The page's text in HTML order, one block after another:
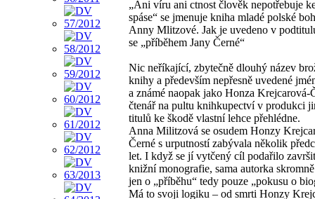
„Ani víru ani ctnost člověk nepotřebuje
spáse“ se jmenuje kniha mladé polské
Anny Mlitzové. Jak je uvedeno v
se „příběhem Jany Černé“
Nic neříkající, zbytečně dlouhý název
knihy a především nepřesně uvedené
a známé naopak jako Honza Krejcarová-
čtenář na pultu knihkupectví v produkci
titulů ke škodě vlastní lehce přehlédne.
Anna Militzová se osudem Honzy
Černé s urputností zabývala několik
let. I když se jí vytčený cíl podařilo
knižní monografie, sama autorka
jen o „příběhu“ tedy pouze „pokusu o
Má to svoji logiku – od smrti Honzy